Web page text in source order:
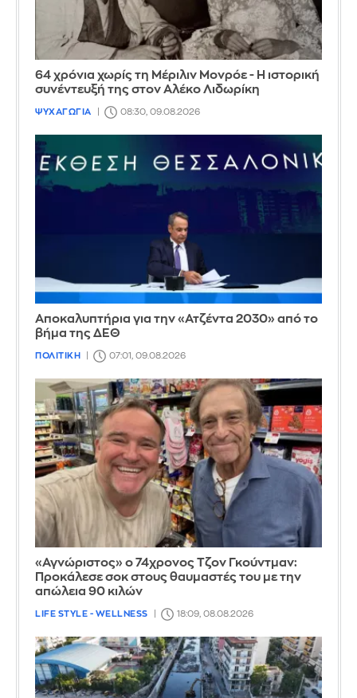
64 χρόνια χωρίς τη Μέριλιν Μονρόε - Η ιστορική
συνέντευξή της στον Αλέκο Λιδωρίκη
ΨΥΧΑΓΩΓΙΑ 08:30, 09.08.2026
Αποκαλυπτήρια για την «Ατζέντα 2030» από το
βήμα της ΔΕΘ
ΠΟΛΙΤΙΚΗ 07:01, 09.08.2026
«Αγνώριστος» ο 74χρονος Τζον Γκούντμαν:
Προκάλεσε σοκ στους θαυμαστές του με την
απώλεια 90 κιλών
LIFE STYLE - WELLNESS 18:09, 08.08.2026